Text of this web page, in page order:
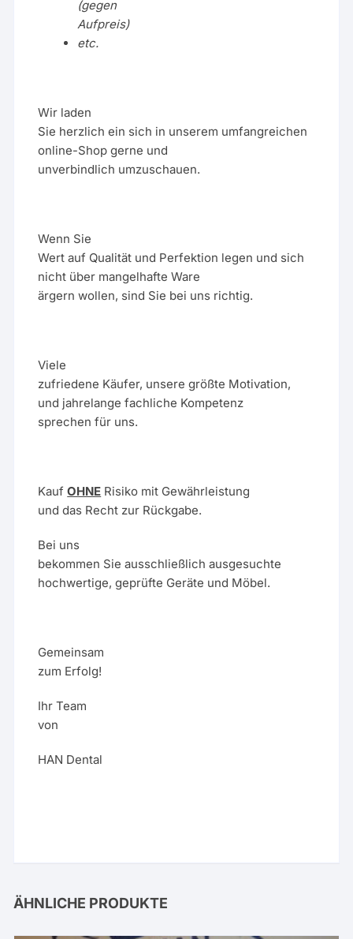
(gegen
Aufpreis)
etc.
Wir laden
Sie herzlich ein sich in unserem umfangreichen
online-Shop gerne und
unverbindlich umzuschauen.
Wenn Sie
Wert auf Qualität und Perfektion legen und sich
nicht über mangelhafte Ware
ärgern wollen, sind Sie bei uns richtig.
Viele
zufriedene Käufer, unsere größte Motivation,
und jahrelange fachliche Kompetenz
sprechen für uns.
KaufOHNE Risiko mit Gewährleistung
und das Recht zur Rückgabe.
Bei uns
bekommen Sie ausschließlich ausgesuchte
hochwertige, geprüfte Geräte und Möbel.
Gemeinsam
zum Erfolg!
Ihr Team
von
HAN Dental
ÄHNLICHE PRODUKTE